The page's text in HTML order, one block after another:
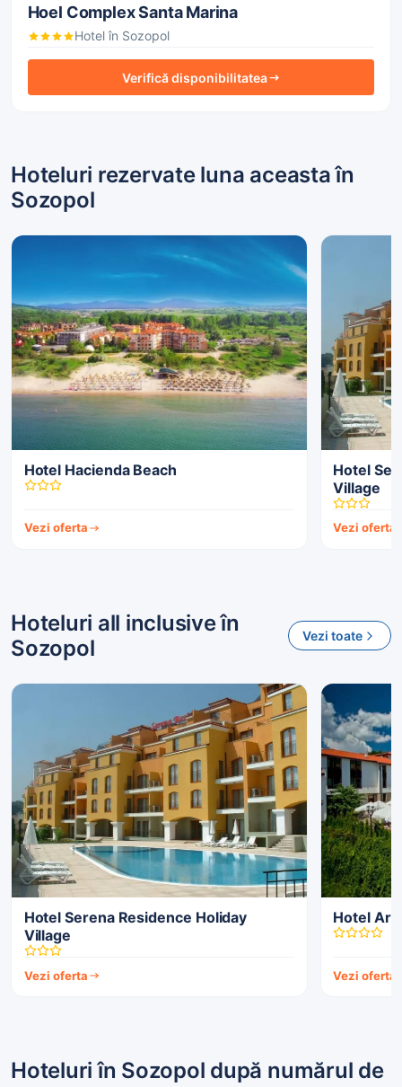
Hoel Complex Santa Marina
Hotel în Sozopol
Verifică disponibilitatea
Hoteluri rezervate luna aceasta în
Sozopol
Hotel Hacienda Beach
Vezi oferta
Hotel
Village
Vezi oferta
Hoteluri all inclusive în
Sozopol
Vezi toate
Hotel Serena Residence Holiday
Village
Vezi oferta
Hotel
Vezi oferta
Hoteluri în Sozopol după numărul de